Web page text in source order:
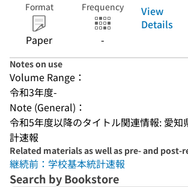
Format
Paper
Frequency
-
View
Details
Notes on use
Volume Range：
令和3年度-
Note (General)：
令和5年度以降のタイトル関連情報: 愛知
計速報
Related materials as well as pre- and post-
継続前：学校基本統計速報
Search by Bookstore